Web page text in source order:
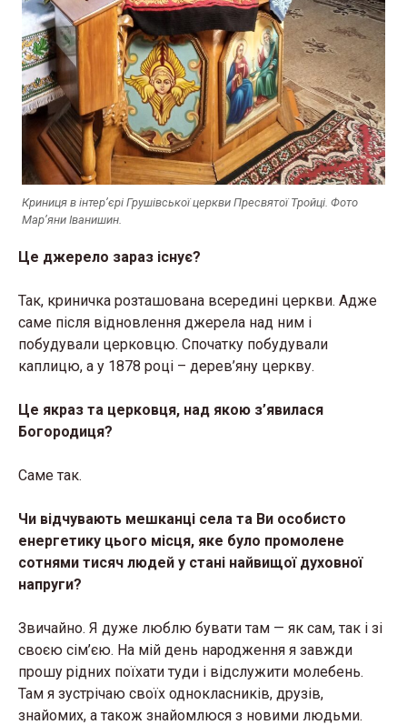
Криниця в інтер’єрі Грушівської церкви Пресвятої Тройці. Фото
Мар’яни Іванишин.
Це джерело зараз існує?
Так, криничка розташована всередині церкви. Адже
саме після відновлення джерела над ним і
побудували церковцю. Спочатку побудували
каплицю, а у 1878 році – дерев’яну церкву.
Це якраз та церковця, над якою з’явилася
Богородиця?
Саме так.
Чи відчувають мешканці села та Ви особисто
енергетику цього місця, яке було промолене
сотнями тисяч людей у стані найвищої духовної
напруги?
Звичайно. Я дуже люблю бувати там — як сам, так і зі
своєю сім’єю. На мій день народження я завжди
прошу рідних поїхати туди і відслужити молебень.
Там я зустрічаю своїх однокласників, друзів,
знайомих, а також знайомлюся з новими людьми.